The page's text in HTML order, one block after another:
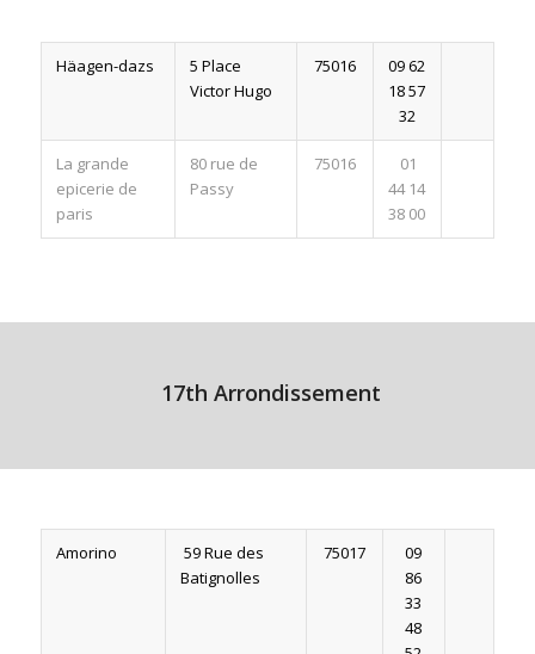
Häagen-dazs
5 Place
Victor Hugo
75016
09 62
18 57
32
La grande
epicerie de
paris
80 rue de
Passy
75016
01
44 14
38 00
17th Arrondissement
Amorino
59 Rue des
Batignolles
75017
09
86
33
48